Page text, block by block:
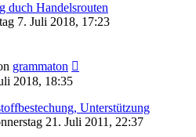
duch Handelsrouten
7. Juli 2018, 17:23
grammaton
2018, 18:35
Unterstützung
21. Juli 2011, 22:37